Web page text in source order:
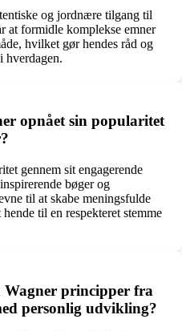
og jordnære tilgang til
at formidle komplekse emner
hvilket gør hendes råd og
hverdagen.
opnået sin popularitet
gennem sit engagerende
bøger og
til at skabe meningsfulde
til en respekteret stemme
principper fra
personlig udvikling?